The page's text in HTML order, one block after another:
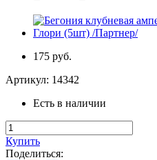
175 руб.
Артикул: 14342
Есть в наличии
Купить
Поделиться: